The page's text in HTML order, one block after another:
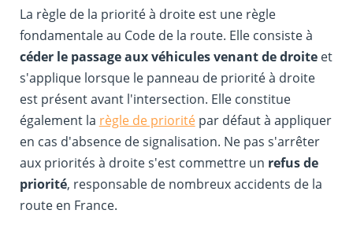
La règle de la priorité à droite est une règle
fondamentale au Code de la route. Elle consiste à
céder le passage aux véhicules venant de droiteet
s'applique lorsque le panneau de priorité à droite
est présent avant l'intersection. Elle constitue
également la règle de prioritépar défaut à appliquer
en cas d'absence de signalisation. Ne pas s'arrêter
aux priorités à droite s'est commettre un refus de
priorité, responsable de nombreux accidents de la
route en France.